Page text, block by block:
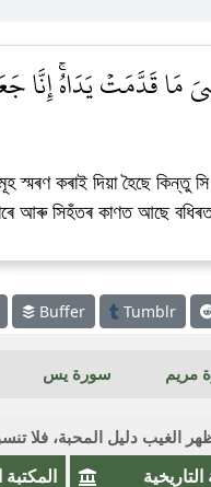
يَدَاهُۚ إِنَّا
কৰাই দিয়া হৈছে কিন্তু সি
আৰু সিহঁতৰ কাণত আছে
Buffer Tumblr
مريم سورة يس
الغيب دليل المحبة، فلا